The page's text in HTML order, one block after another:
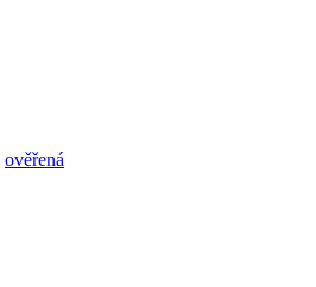
ověřená